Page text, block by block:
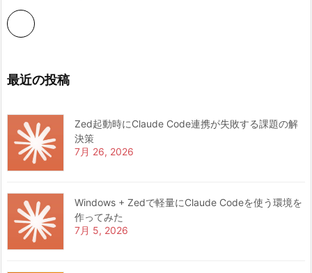
最近の投稿
Zed起動時にClaude Code連携が失敗する課題の解
決策
7月 26, 2026
Windows + Zedで軽量にClaude Codeを使う環境を
作ってみた
7月 5, 2026